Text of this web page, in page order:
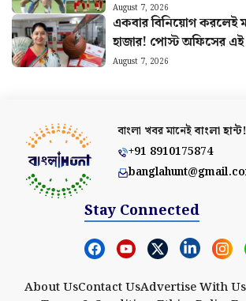
August 7, 2026
একবার বিনিয়োগ করলেই
হাজার! পোস্ট অফিসের এই
হিসাব বুঝুন
August 7, 2026
বাংলা খবর মানেইবাংলা হান্ট!
+91 8910175874
Stay Connected
About UsContact UsAdvertise With Us